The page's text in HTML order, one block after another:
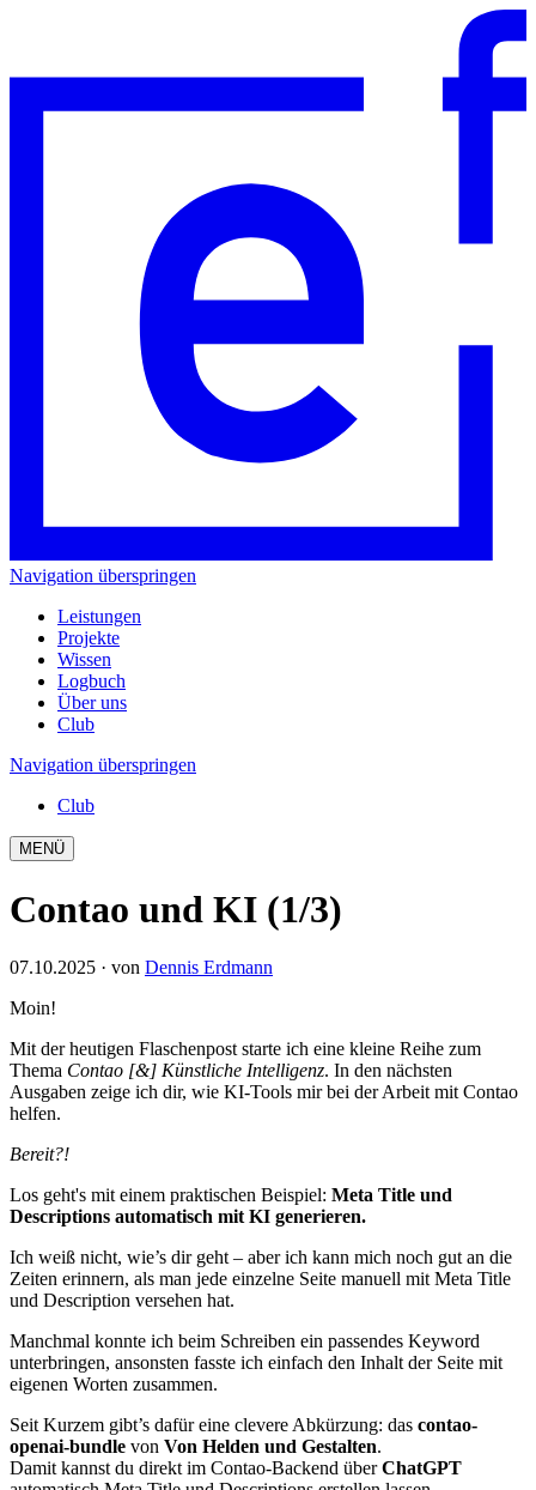
Navigation überspringen
Leistungen
Projekte
Wissen
Logbuch
Über uns
Club
Navigation überspringen
Club
MENÜ
Contao und KI (1/3)
07.10.2025 · von Dennis Erdmann
Moin!
Mit der heutigen Flaschenpost starte ich eine kleine Reihe zum
Thema Contao [&] Künstliche Intelligenz. In den nächsten
Ausgaben zeige ich dir, wie KI-Tools mir bei der Arbeit mit Contao
helfen.
Bereit?!
Los geht's mit einem praktischen Beispiel: Meta Title und
Descriptions automatisch mit KI generieren.
Ich weiß nicht, wie’s dir geht – aber ich kann mich noch gut an die
Zeiten erinnern, als man jede einzelne Seite manuell mit Meta Title
und Description versehen hat.
Manchmal konnte ich beim Schreiben ein passendes Keyword
unterbringen, ansonsten fasste ich einfach den Inhalt der Seite mit
eigenen Worten zusammen.
Seit Kurzem gibt’s dafür eine clevere Abkürzung: das contao-
openai-bundle von Von Helden und Gestalten.
Damit kannst du direkt im Contao-Backend überChatGPT